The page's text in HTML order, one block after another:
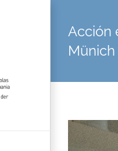
Acción
View
Larger
Image